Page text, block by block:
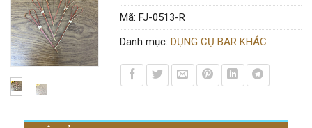
Mã: FJ-0513-R
Danh mục: DỤNG CỤ BAR KHÁC